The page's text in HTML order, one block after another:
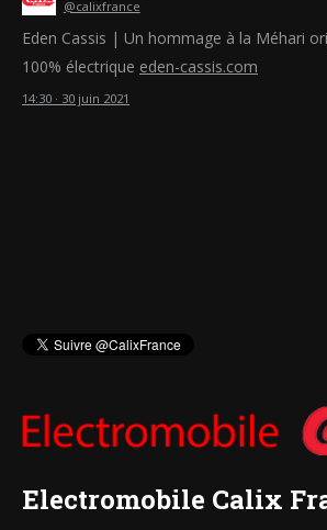
@calixfrance
Eden Cassis | Un hommage à la Méhari
100% électrique eden-cassis.com
14:30 · 30 juin 2021
Electromobile Calix